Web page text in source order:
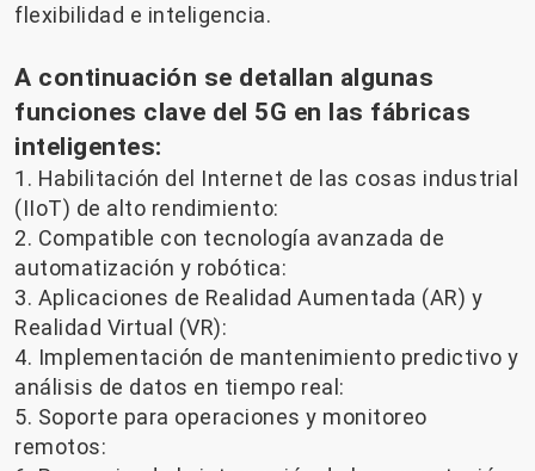
flexibilidad e inteligencia.
A continuación se detallan algunas
funciones clave del 5G en las fábricas
inteligentes:
1. Habilitación del Internet de las cosas industrial
(IIoT) de alto rendimiento:
2. Compatible con tecnología avanzada de
automatización y robótica:
3. Aplicaciones de Realidad Aumentada (AR) y
Realidad Virtual (VR):
4. Implementación de mantenimiento predictivo y
análisis de datos en tiempo real:
5. Soporte para operaciones y monitoreo
remotos: